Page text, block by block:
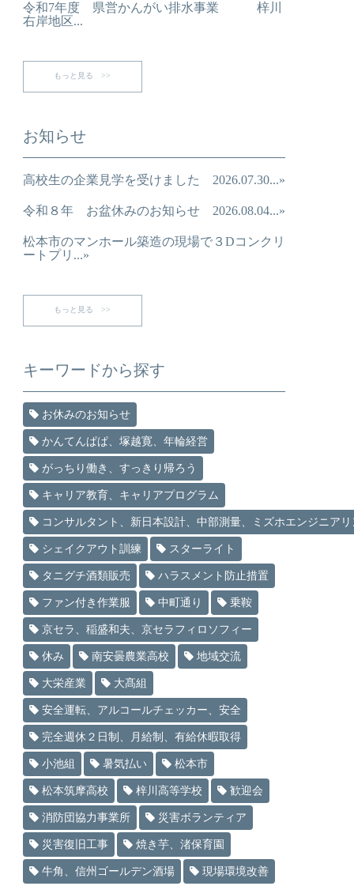
令和7年度 県営かんがい排水事業 梓川
右岸地区...
もっと見る >>
お知らせ
高校生の企業見学を受けました 2026.07.30...»
令和８年 お盆休みのお知らせ 2026.08.04...»
松本市のマンホール築造の現場で３Dコンクリ
ートプリ...»
もっと見る >>
キーワードから探す
お休みのお知らせ
かんてんぱぱ、塚越寛、年輪経営
がっちり働き、すっきり帰ろう
キャリア教育、キャリアプログラム
コンサルタント、新日本設計、中部測量、ミズホエンジニアリ
シェイクアウト訓練 スターライト
タニグチ酒類販売 ハラスメント防止措置
ファン付き作業服 中町通り 乗鞍
京セラ、稲盛和夫、京セラフィロソフィー
休み 南安曇農業高校 地域交流
大栄産業 大髙組
安全運転、アルコールチェッカー、安全
完全週休２日制、月給制、有給休暇取得
小池組 暑気払い 松本市
松本筑摩高校 梓川高等学校 歓迎会
消防団協力事業所 災害ボランティア
災害復旧工事 焼き芋、渚保育園
牛角、信州ゴールデン酒場 現場環境改善